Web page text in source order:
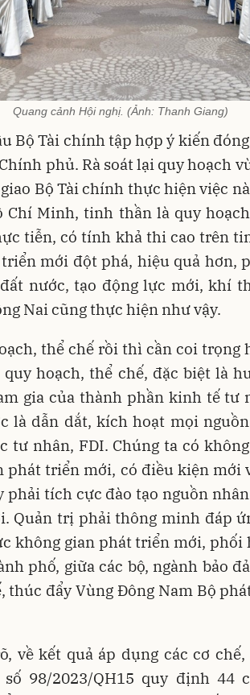
Quang cảnh Hội nghị. (Ảnh: Thanh Giang)
Bộ Tài chính tập hợp ý kiến
phủ. Rà soát lại quy hoạch
Bộ Tài chính thực hiện việc
Chí Minh, tinh thần là quy
tiễn, có tính khả thi cao trên
mới đột phá, hiệu quả hơn,
nước, tạo động lực mới, khí
Nai cũng thực hiện như vậy.
thể chế rồi thì cần coi trọng
hoạch, thể chế, đặc biệt là
gia của thành phần kinh tế tư
là dẫn dắt, kích hoạt mọi
tư nhân, FDI. Chúng ta có
phát triển mới, có điều kiện mới
phải tích cực đào tạo nguồn
Quản trị phải thông minh đáp
không gian phát triển mới, phối
phố, giữa các bộ, ngành bảo
đẩy Vùng Đông Nam Bộ
về kết quả áp dụng các cơ
98/2023/QH15 quy định 44